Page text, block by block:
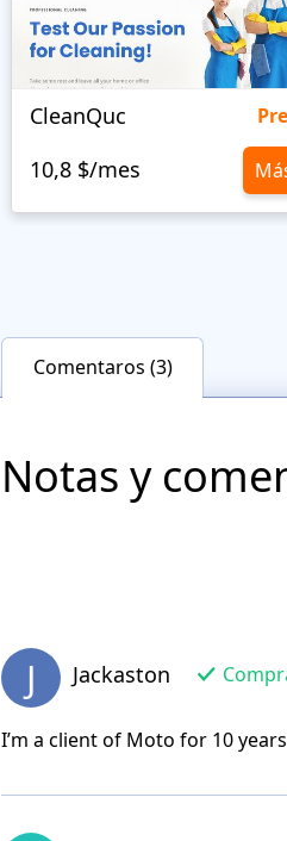
CleanQuc
10,8 $/mes
Comentaros (3)
Notas y
J Jackaston
I’m a client of Moto for 10